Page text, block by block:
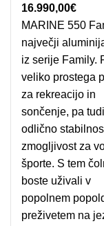
16.990,00€
MARINE 550
največji
iz serije Family.
veliko prostega
za rekreacijo in
sončenje, pa tudi
odlično
zmogljivost za
športe. S tem
boste uživali v
popolnem
preživetem na